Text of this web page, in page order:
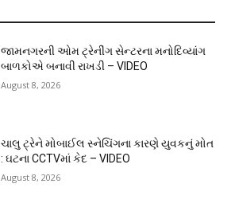
જામનગરની ઓમ ટ્રેનીંગ સેન્ટરના મનોદિવ્યાંગ
બાળકોએ બનાવી રાખડી – VIDEO
August 8, 2026
ચાલુ ટ્રેને મોબાઈલ સ્નેચિંગના કારણે યુવકનું મોત
: ઘટના CCTVમાં કેદ – VIDEO
August 8, 2026